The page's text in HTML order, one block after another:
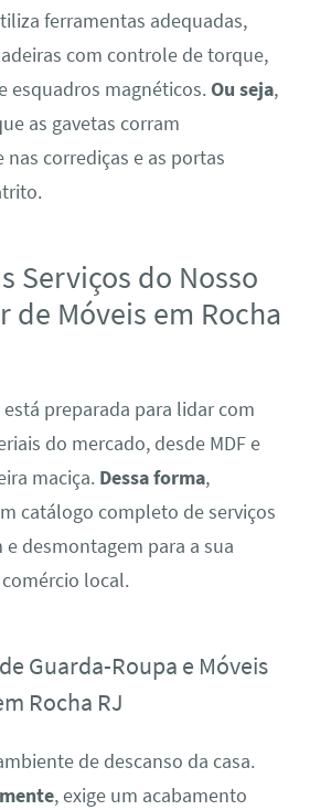
ferramentas adequadas,
com controle de torque,
esquadros magnéticos.Ou seja,
as gavetas corram
corrediças e as portas
Serviços do Nosso
de Móveis em Rocha
preparada para lidar com
do mercado, desde MDF e
maciça. Dessa forma,
catálogo completo de serviços
desmontagem para a sua
local.
Guarda-Roupa e Móveis
Rocha RJ
de descanso da casa.
, exige um acabamento